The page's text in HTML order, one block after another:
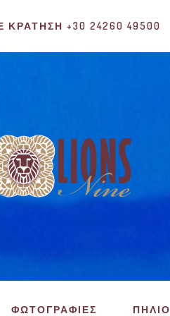
ΚΡΆΤΗΣΗ +30 24260 49500
ΦΩΤΟΓΡΑΦΙΕΣ ΠΗΛΙΟ